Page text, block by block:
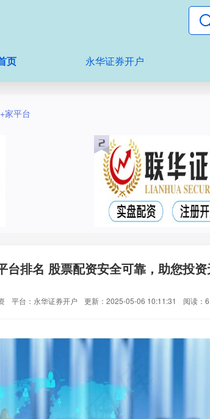
页 永华证券开户
+家平台
台排名 股票配资安全可靠，助您投
平台：永华证券开户 更新：2025-05-06 10:11:31 阅读：